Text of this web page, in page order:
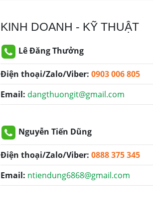
KINH DOANH - KỸ THUẬT
Lê Đăng Thưởng
Điện thoại/Zalo/Viber: 0903 006 805
Email: dangthuongit@gmail.com
Nguyễn Tiến Dũng
Điện thoại/Zalo/Viber: 0888 375 345
Email: ntiendung6868@gmail.com